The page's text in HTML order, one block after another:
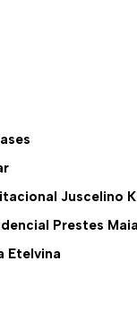
Juscelino
Prestes Maia
Etelvina